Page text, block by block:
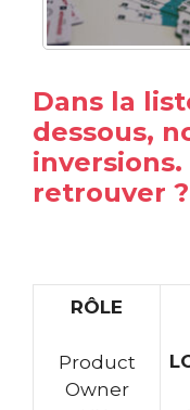
Dans la
dessous,
inversions.
retrouver ?
RÔLE
Product
Owner